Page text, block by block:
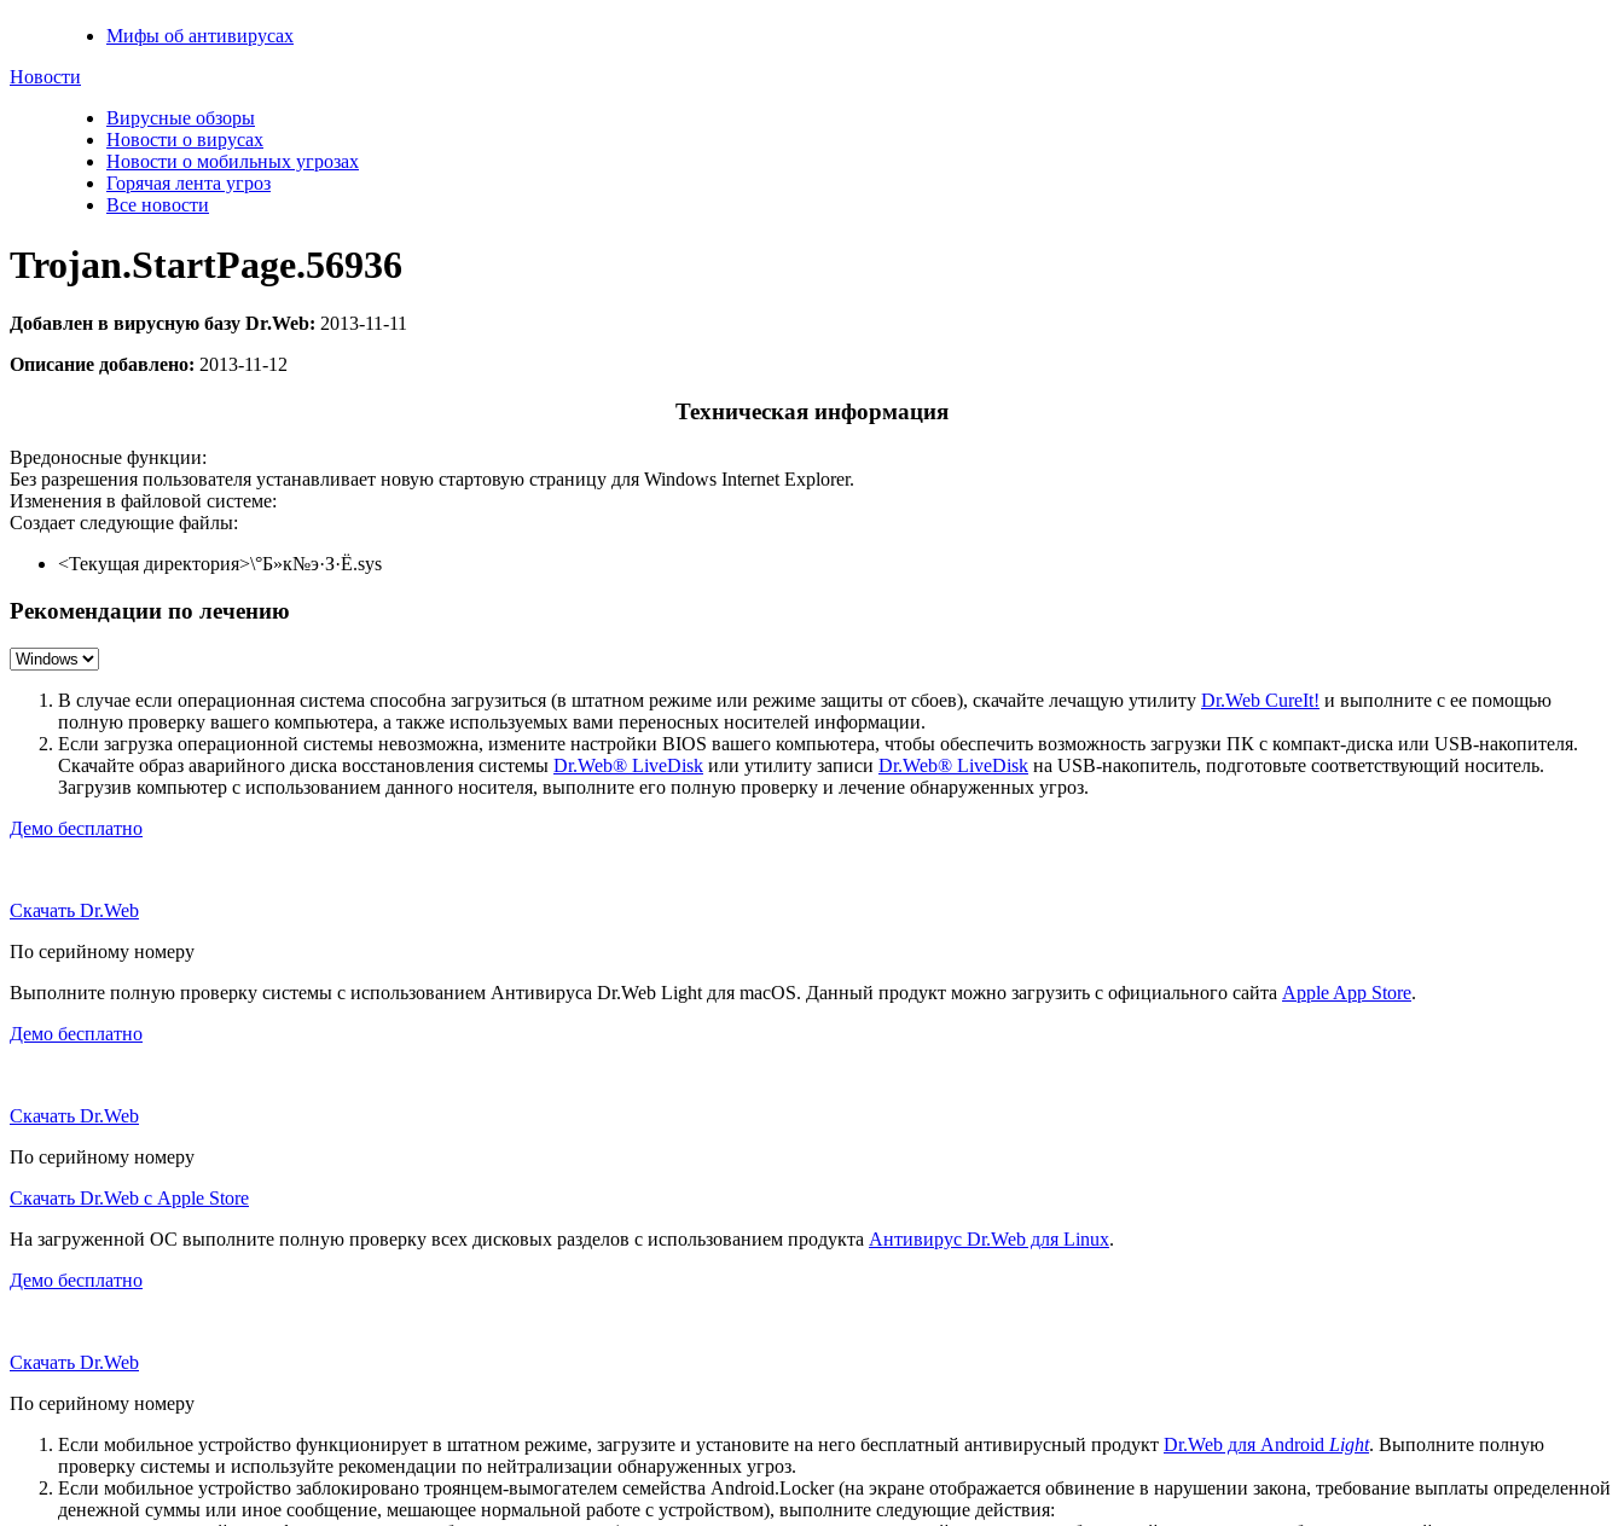
Мифы об антивирусах
Новости
Вирусные обзоры
Новости о вирусах
Новости о мобильных угрозах
Горячая лента угроз
Все новости
Trojan.StartPage.56936
Добавлен в вирусную базу Dr.Web: 2013-11-11
Описание добавлено: 2013-11-12
Техническая информация
Вредоносные функции:
Без разрешения пользователя устанавливает новую стартовую страницу для Windows Internet Explorer.
Изменения в файловой системе:
Создает следующие файлы:
<Текущая директория>\°Б»к№э·З·Ё.sys
Рекомендации по лечению
В случае если операционная система способна загрузиться (в штатном режиме или режиме защиты от сбоев), скачайте лечащую утилиту Dr.Web CureIt! и выполните с ее помощью
полную проверку вашего компьютера, а также используемых вами переносных носителей информации.
Если загрузка операционной системы невозможна, измените настройки BIOS вашего компьютера, чтобы обеспечить возможность загрузки ПК с компакт-диска или USB-накопителя.
Скачайте образ аварийного диска восстановления системы Dr.Web® LiveDisk или утилиту записи Dr.Web® LiveDisk на USB-накопитель, подготовьте соответствующий носитель.
Загрузив компьютер с использованием данного носителя, выполните его полную проверку и лечение обнаруженных угроз.
Демо бесплатно
Скачать Dr.Web
По серийному номеру
Выполните полную проверку системы с использованием Антивируса Dr.Web Light для macOS. Данный продукт можно загрузить с официального сайта Apple App Store.
Демо бесплатно
Скачать Dr.Web
По серийному номеру
Скачать Dr.Web с Apple Store
На загруженной ОС выполните полную проверку всех дисковых разделов с использованием продукта Антивирус Dr.Web для Linux.
Демо бесплатно
Скачать Dr.Web
По серийному номеру
Если мобильное устройство функционирует в штатном режиме, загрузите и установите на него бесплатный антивирусный продукт Dr.Web для Android Light. Выполните полную
проверку системы и используйте рекомендации по нейтрализации обнаруженных угроз.
Если мобильное устройство заблокировано троянцем-вымогателем семейства Android.Locker (на экране отображается обвинение в нарушении закона, требование выплаты определенной
денежной суммы или иное сообщение, мешающее нормальной работе с устройством), выполните следующие действия: